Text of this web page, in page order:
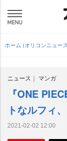
ホーム (オリコンニュー
ニュース マンガ
『ONE
トなルフィ
2021-02-02 12:00